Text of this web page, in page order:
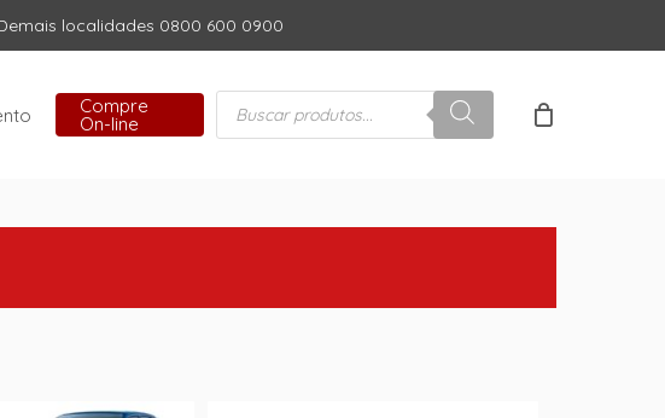
localidades 0800 600 0900
Compre
On-line
Pesquisar
produtos
Close